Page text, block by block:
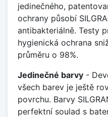
jedinečného,
ochrany působí
antibakteriálně. Testy
hygienická ochrana
průměru o 98%.
Jedinečné barvy -
všech barev je ještě
povrchu. Barvy
perfektní soulad s